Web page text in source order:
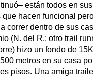
están todos en
que hacen funcional
correr dentro de sus
(N. del R.: otro trail
hizo un fondo de
metros en su casa
pisos. Una amiga